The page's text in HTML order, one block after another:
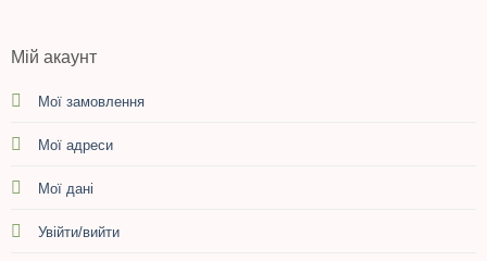
Мій акаунт
Мої замовлення
Мої адреси
Мої дані
Увійти/вийти